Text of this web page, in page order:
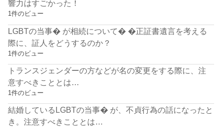
響力はすごかった！
1件のビュー
LGBTの当事� が相続について� �正証書遺言を考える
際に、証人をどうするのか？
1件のビュー
トランスジェンダーの方などが名の変更をする際に、注
意すべきこととは…
1件のビュー
結婚しているLGBTの当事� が、不貞行為の話になったと
き。注意すべきこととは…